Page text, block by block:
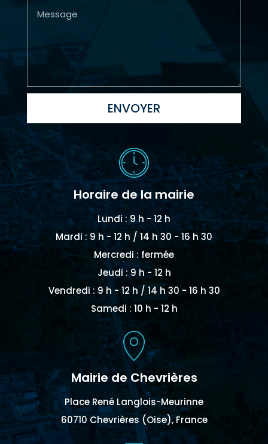
ENVOYER
Horaire de la mairie
Lundi : 9 h - 12 h
Mardi : 9 h - 12 h / 14 h 30 - 16 h 30
Mercredi : fermée
Jeudi : 9 h - 12 h
Vendredi : 9 h - 12 h / 14 h 30 - 16 h 30
Samedi : 10 h - 12 h
Mairie de Chevrières
Place René Langlois-Meurinne
60710 Chevrières (Oise), France